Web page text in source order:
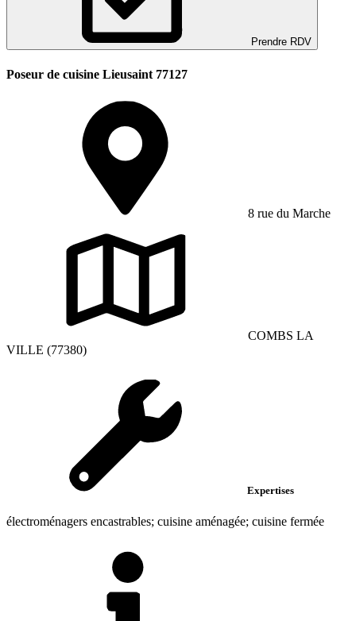
Prendre RDV
Poseur de cuisine Lieusaint 77127
8 rue du Marche
COMBS LA
VILLE (77380)
Expertises
électroménagers encastrables; cuisine aménagée; cuisine fermée